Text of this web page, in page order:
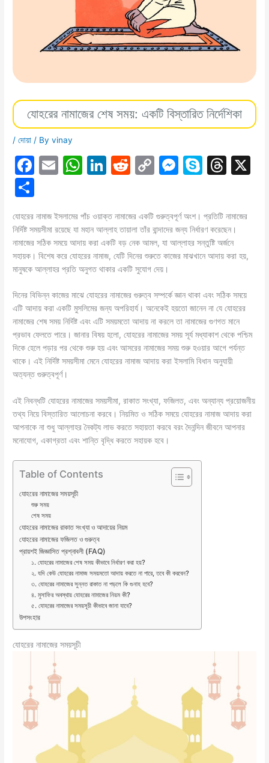
যোহরের নামাজের শেষ সময়: একটি বিস্তারিত নির্দেশিকা
/দোয়া / Byvinay
F
e
b
o
o
k
E
l
W
s
A
p
p
Li
e
dI
n
R
di
t
C
y
Li
n
k
M
s
e
n
er
S
p
e
T
a
d
s
ar
e
যোহরের নামাজ ইসলামের পাঁচ ওয়াক্ত নামাজের একটি গুরুত্বপূর্ণ অংশ। প্রতিটি নামাজের
নির্দিষ্ট সময়সীমা রয়েছে যা মহান আল্লাহ তায়ালা তাঁর বান্দাদের জন্য নির্ধারণ করেছেন।
নামাজের সঠিক সময়ে আদায় করা একটি বড় নেক আমল, যা আল্লাহর সন্তুষ্টি অর্জনে
সহায়ক। বিশেষ করে যোহরের নামাজ, যেটি দিনের শুরুতে কাজের মাঝখানে আদায় করা হয়,
মানুষকে আল্লাহর প্রতি অনুগত থাকার একটি সুযোগ দেয়।
দিনের বিভিন্ন কাজের মাঝে যোহরের নামাজের গুরুত্ব সম্পর্কে জ্ঞান থাকা এবং সঠিক সময়ে
এটি আদায় করা একটি মুসলিমের জন্য অপরিহার্য। অনেকেই হয়তো জানেন না যেযোহরের
নামাজের শেষ সময় নির্দিষ্ট এবং এটি সময়মতো আদায় না করলে তা নামাজের গুণগত মানে
প্রভাব ফেলতে পারে। জানার বিষয় হলো, যোহরের নামাজের সময় সূর্য মধ্যাকাশ থেকে পশ্চিম
দিকে হেলে পড়ার পর থেকে শুরু হয় এবং আসরের নামাজের সময় শুরু হওয়ার আগে পর্যন্ত
থাকে। এই নির্দিষ্ট সময়সীমা মেনে যোহরের নামাজ আদায় করা ইসলামি বিধান অনুযায়ী
অত্যন্ত গুরুত্বপূর্ণ।
এই নিবন্ধটি যোহরের নামাজের সময়সীমা, রাকাত সংখ্যা, ফজিলত, এবং অন্যান্য প্রয়োজনীয়
তথ্য নিয়ে বিস্তারিত আলোচনা করবে। নিয়মিত ও সঠিক সময়ে যোহরের নামাজ আদায় করা
আপনাকে না শুধু আল্লাহর নৈকট্য লাভ করতে সহায়তা করবে বরং দৈনন্দিন জীবনে আপনার
মনোযোগ, একাগ্রতা এবং শান্তি বৃদ্ধি করতে সহায়ক হবে।
Table of Contents
যোহরের নামাজের সময়সূচী
শুরু সময়
শেষ সময়
যোহরের নামাজের রাকাত সংখ্যা ও আদায়ের নিয়ম
যোহরের নামাজের ফজিলত ও গুরুত্ব
প্রায়শই জিজ্ঞাসিত প্রশ্নাবলী (FAQ)
১. যোহরের নামাজের শেষ সময় কীভাবে নির্ধারণ করা হয়?
২. যদি কেউ যোহরের নামাজ সময়মতো আদায় করতে না পারে, তবে কী করবেন?
৩. যোহরের নামাজের সুন্নত রাকাত না পড়লে কি গুনাহ হবে?
৪. মুসাফির অবস্থায় যোহরের নামাজের নিয়ম কী?
৫. যোহরের নামাজের সময়সূচী কীভাবে জানা যাবে?
উপসংহার
যোহরের নামাজের সময়সূচী